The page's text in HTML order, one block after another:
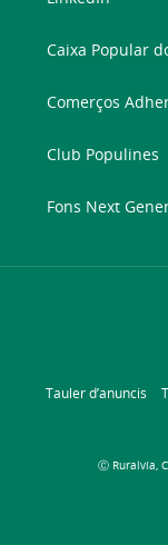
Caixa Popular
Comerços
Club Populines
Fons Next
Tauler d’anuncis
Ⓒ Ruralvía,